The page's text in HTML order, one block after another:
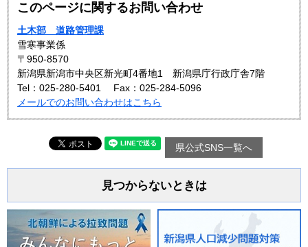
このページに関するお問い合わせ
土木部 道路管理課
雪寒事業係
〒950-8570
新潟県新潟市中央区新光町4番地1 新潟県庁行政庁舎7階
Tel：025-280-5401
Fax：025-284-5096
メールでのお問い合わせはこちら
県公式SNS一覧へ
見つからないときは